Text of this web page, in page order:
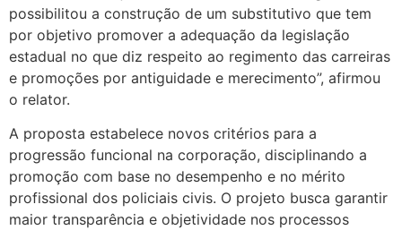
possibilitou a construção de um substitutivo que tem
por objetivo promover a adequação da legislação
estadual no que diz respeito ao regimento das carreiras
e promoções por antiguidade e merecimento”, afirmou
o relator.
A proposta estabelece novos critérios para a
progressão funcional na corporação, disciplinando a
promoção com base no desempenho e no mérito
profissional dos policiais civis. O projeto busca garantir
maior transparência e objetividade nos processos